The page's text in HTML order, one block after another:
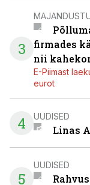
3
firmades
nii
E-Piimast
eurot
4 UUDISED
Linas
5
UUDISED